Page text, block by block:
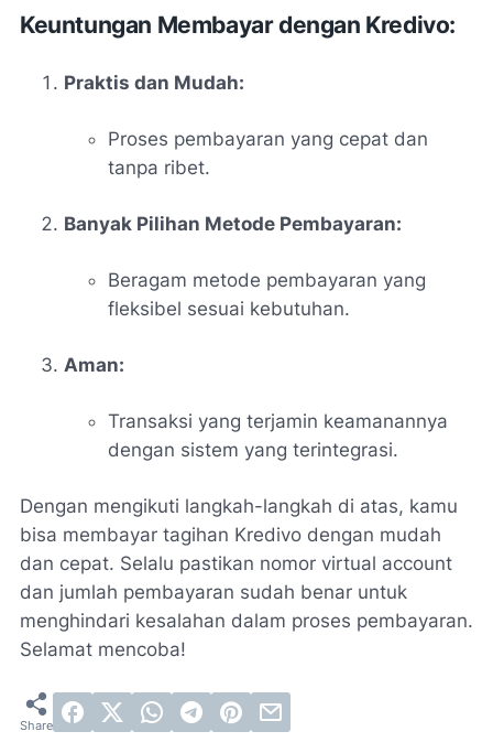
Keuntungan Membayar dengan Kredivo:
Praktis dan Mudah:
Proses pembayaran yang cepat dan
tanpa ribet.
Banyak Pilihan Metode Pembayaran:
Beragam metode pembayaran yang
fleksibel sesuai kebutuhan.
Aman:
Transaksi yang terjamin keamanannya
dengan sistem yang terintegrasi.
Dengan mengikuti langkah-langkah di atas, kamu
bisa membayar tagihan Kredivo dengan mudah
dan cepat. Selalu pastikan nomor virtual account
dan jumlah pembayaran sudah benar untuk
menghindari kesalahan dalam proses pembayaran.
Selamat mencoba!